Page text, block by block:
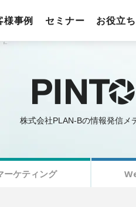
様事例 セミナー お役立
株式会社PLAN-Bの情報発信メ
ーケティング